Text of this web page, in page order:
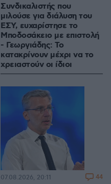
Συνδικαλιστής που
μιλούσε για διάλυση του
ΕΣΥ, ευχαρίστησε το
Μποδοσάκειο με επιστολή
- Γεωργιάδης: Το
κατακρίνουν μέχρι να το
χρειαστούν οι ίδιοι
07.08.2026, 20:11 44